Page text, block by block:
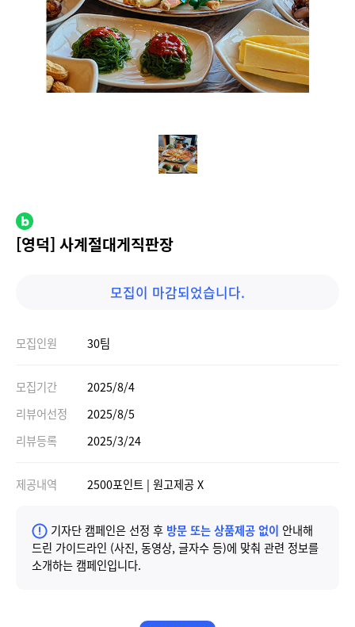
[영덕] 사계절대게직판장
모집이 마감되었습니다.
모집인원 30팀
모집기간
2025/8/4
리뷰어선정
2025/8/5
리뷰등록
2025/3/24
제공내역 2500포인트 | 원고제공 X
기자단 캠페인은 선정 후 방문 또는 상품제공 없이 안내해
드린 가이드라인 (사진, 동영상, 글자수 등)에 맞춰 관련 정보를
소개하는 캠페인입니다.